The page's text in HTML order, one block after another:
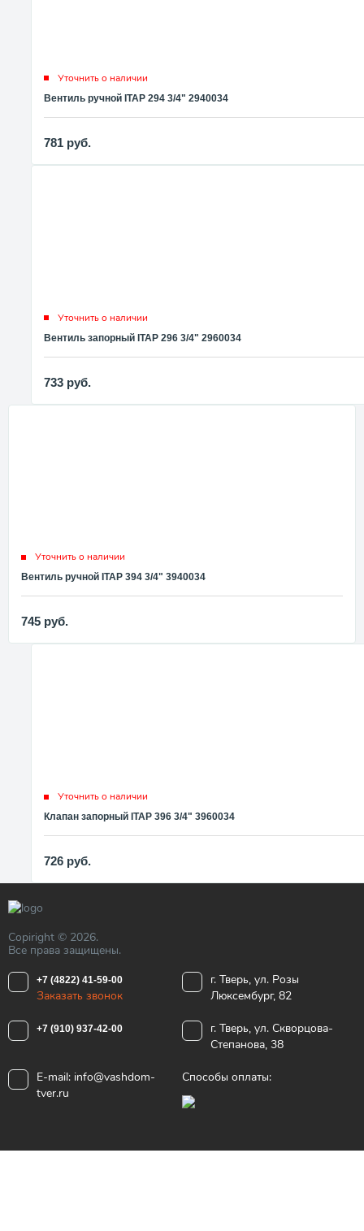
Уточнить о наличии
Вентиль ручной ITAP 294 3/4" 2940034
781 руб.
Уточнить о наличии
Вентиль запорный ITAP 296 3/4" 2960034
733 руб.
Уточнить о наличии
Вентиль ручной ITAP 394 3/4" 3940034
745 руб.
Уточнить о наличии
Клапан запорный ITAP 396 3/4" 3960034
726 руб.
Copiright © 2026.
Все права защищены.
+7 (4822) 41-59-00
Заказать звонок
г. Тверь, ул. Розы
Люксембург, 82
+7 (910) 937-42-00
г. Тверь, ул. Скворцова-
Степанова, 38
E-mail: info@vashdom-
tver.ru
Способы оплаты: